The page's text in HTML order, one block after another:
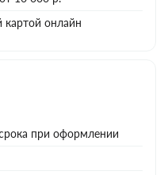
картой онлайн
при оформлении